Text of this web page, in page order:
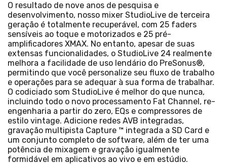
O resultado de nove anos de pesquisa e
desenvolvimento, nosso mixer StudioLive de terceira
geração é totalmente recuperável, com 25 faders
sensíveis ao toque e motorizados e 25 pré-
amplificadores XMAX. No entanto, apesar de suas
extensas funcionalidades, o StudioLive 24 realmente
melhora a facilidade de uso lendário do PreSonus®,
permitindo que você personalize seu fluxo de trabalho
e operações para se adequar à sua forma de trabalhar.
O codiciado som StudioLive é melhor do que nunca,
incluindo todo o novo processamento Fat Channel, re-
engenharia a partir do zero, EQs e compressores de
estilo vintage. Adicione redes AVB integradas,
gravação multipista Capture ™ integrada a SD Card e
um conjunto completo de software, além de ter uma
potência de mixagem e gravação igualmente
formidável em aplicativos ao vivo e em estúdio.